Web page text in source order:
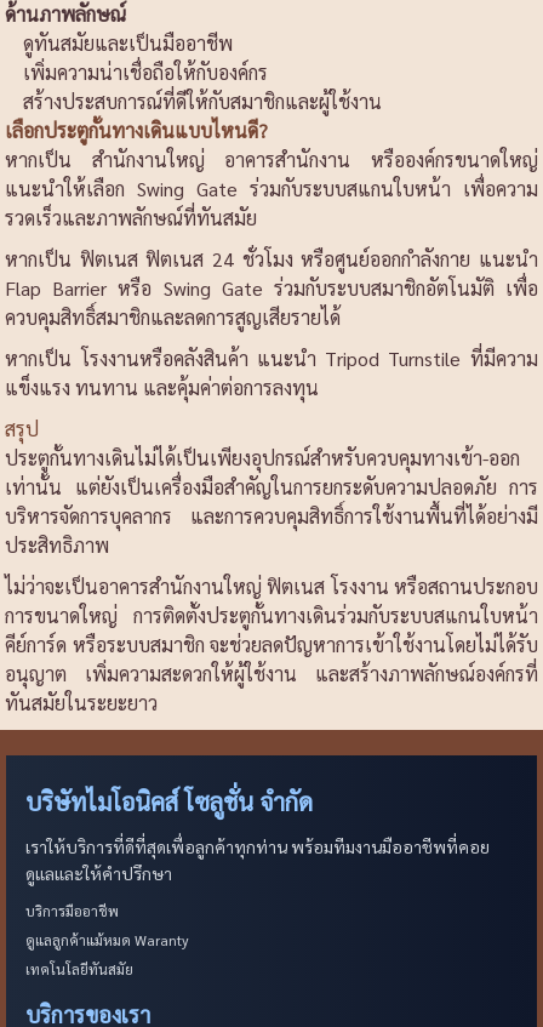
ด้านภาพลักษณ์
ดูทันสมัยและเป็นมืออาชีพ
เพิ่มความน่าเชื่อถือให้กับองค์กร
สร้างประสบการณ์ที่ดีให้กับสมาชิกและผู้ใช้งาน
เลือกประตูกั้นทางเดินแบบไหนดี?
หากเป็น สำนักงานใหญ่ อาคารสำนักงาน หรือองค์กรขนาดใหญ่
แนะนำให้เลือก Swing Gate ร่วมกับระบบสแกนใบหน้า เพื่อความ
รวดเร็วและภาพลักษณ์ที่ทันสมัย
หากเป็น ฟิตเนส ฟิตเนส 24 ชั่วโมง หรือศูนย์ออกกำลังกาย แนะนำ
Flap Barrier หรือ Swing Gate ร่วมกับระบบสมาชิกอัตโนมัติ เพื่อ
ควบคุมสิทธิ์สมาชิกและลดการสูญเสียรายได้
หากเป็น โรงงานหรือคลังสินค้า แนะนำ Tripod Turnstile ที่มีความ
แข็งแรง ทนทาน และคุ้มค่าต่อการลงทุน
สรุป
ประตูกั้นทางเดินไม่ได้เป็นเพียงอุปกรณ์สำหรับควบคุมทางเข้า-ออก
เท่านั้น แต่ยังเป็นเครื่องมือสำคัญในการยกระดับความปลอดภัย การ
บริหารจัดการบุคลากร และการควบคุมสิทธิ์การใช้งานพื้นที่ได้อย่างมี
ประสิทธิภาพ
ไม่ว่าจะเป็นอาคารสำนักงานใหญ่ ฟิตเนส โรงงาน หรือสถานประกอบ
การขนาดใหญ่ การติดตั้งประตูกั้นทางเดินร่วมกับระบบสแกนใบหน้า
คีย์การ์ด หรือระบบสมาชิก จะช่วยลดปัญหาการเข้าใช้งานโดยไม่ได้รับ
อนุญาต เพิ่มความสะดวกให้ผู้ใช้งาน และสร้างภาพลักษณ์องค์กรที่
ทันสมัยในระยะยาว
บริษัทไมโอนิคส์ โซลูชั่น จำกัด
เราให้บริการที่ดีที่สุดเพื่อลูกค้าทุกท่าน พร้อมทีมงานมืออาชีพที่คอย
ดูแลและให้คำปรึกษา
บริการมืออาชีพ
ดูแลลูกค้าแม้หมด Waranty
เทคโนโลยีทันสมัย
บริการของเรา